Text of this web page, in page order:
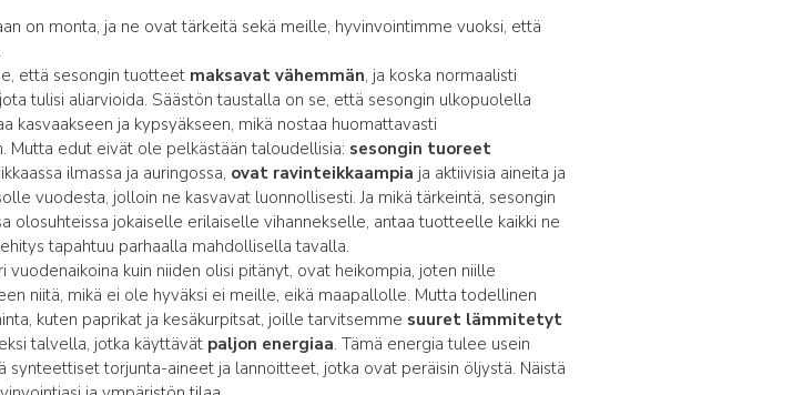
on monta, ja ne ovat tärkeitä sekä meille, hyvinvointimme vuoksi, että
että sesongin tuotteet maksavat vähemmän, ja koska normaalisti
tulisi aliarvioida. Säästön taustalla on se, että sesongin ulkopuolella
ja kypsyäkseen, mikä nostaa huomattavasti
Mutta edut eivät ole pelkästään taloudellisia: sesongin tuoreet
ilmassa ja auringossa, ovat ravinteikkaampia ja aktiivisia aineita ja
vuodesta, jolloin ne kasvavat luonnollisesti. Ja mikä tärkeintä, sesongin
olosuhteissa jokaiselle erilaiselle vihannekselle, antaa tuotteelle kaikki ne
tapahtuu parhaalla mahdollisella tavalla.
kuin niiden olisi pitänyt, ovat heikompia, joten niille
niitä, mikä ei ole hyväksi ei meille, eikä maapallolle. Mutta todellinen
kuten paprikat ja kesäkurpitsat, joille tarvitsemme suuret lämmitetyt
talvella, jotka käyttävät paljon energiaa. Tämä energia tulee usein
torjunta-aineet ja lannoitteet, jotka ovat peräisin öljystä. Näistä